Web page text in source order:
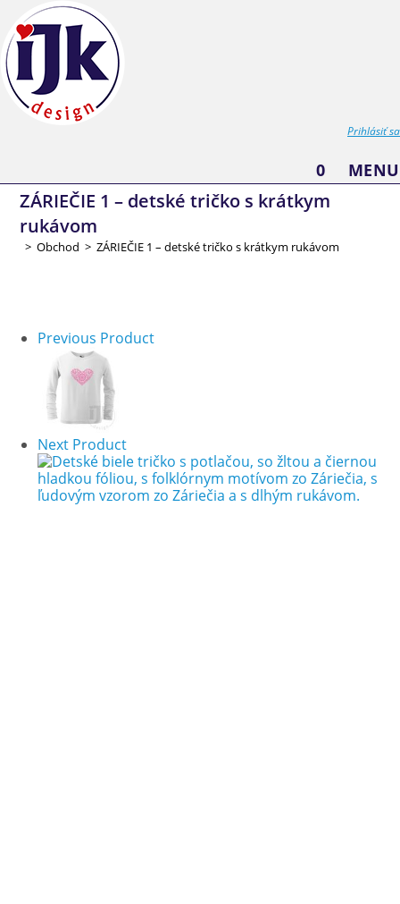
content
Prihlásiť sa
0 MENU
ZÁRIEČIE 1 – detské tričko s krátkym
rukávom
> Obchod > ZÁRIEČIE 1 – detské tričko s krátkym rukávom
Previous Product
Next Product